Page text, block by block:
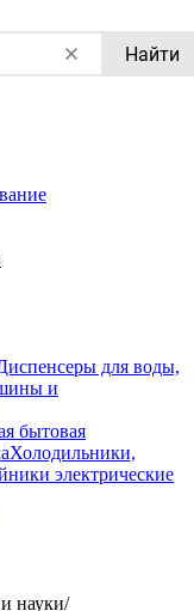
Найти
для воды,
и
бытовая
Холодильники,
электрические
науки/